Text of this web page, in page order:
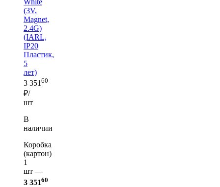
(3V,
Magnet,
2.4G)
(IARL,
IP20
Пластик,
5
лет)
3 351 60
₽/
шт
В
наличии
Коробка
(картон)
1
шт —
3 35160